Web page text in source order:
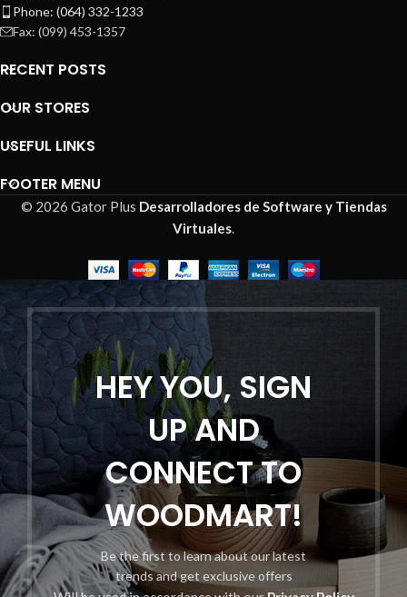
Phone: (064) 332-1233
Fax: (099) 453-1357
RECENT POSTS
OUR STORES
USEFUL LINKS
FOOTER MENU
© 2026 Gator Plus Desarrolladores de Software y Tiendas
Virtuales.
HEY YOU, SIGN
UP AND
CONNECT TO
WOODMART!
Be the first to learn about our latest
trends and get exclusive offers